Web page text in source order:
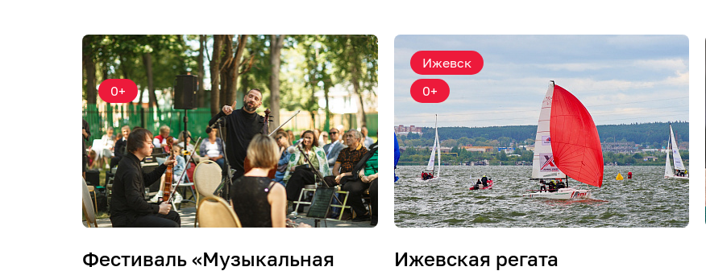
0+
Фестиваль «Музыкальная
Ижевск
0+
Ижевская регата